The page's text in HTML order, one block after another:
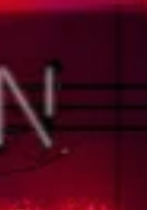
Meld je aan
Ontvang de